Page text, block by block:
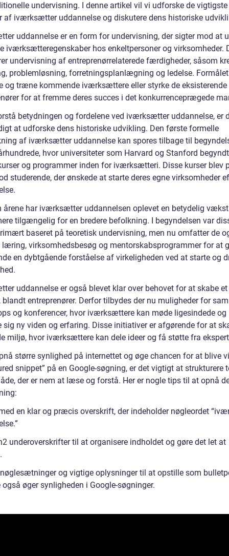
undervisning. I denne artikel vil vi udforske de vigtigste
af iværksætter uddannelse og diskutere dens historiske
uddannelse er en form for undervisning, der sigter mod at
iværksætteregenskaber hos enkeltpersoner og virksomheder.
undervisning af entreprenørrelaterede færdigheder, såsom
problemløsning, forretningsplanlægning og ledelse.
og træne kommende iværksættere eller styrke de eksisterende
for at fremme deres succes i det konkurrenceprægede
betydningen og fordelene ved iværksætter uddannelse, er
at udforske dens historiske udvikling. Den første formelle
af iværksætter uddannelse kan spores tilbage til
hvor universiteter som Harvard og Stanford
og programmer inden for iværksætteri. Disse kurser blev
studerende, der ønskede at starte deres egne virksomheder
årene har iværksætter uddannelsen oplevet en betydelig
tilgængelig for en bredere befolkning. I begyndelsen var
baseret på teoretisk undervisning, men nu omfatter de
virksomhedsbesøg og mentorskabsprogrammer for at
en dybtgående forståelse af virkeligheden ved at starte og
uddannelse er også blevet klar over behovet for at skabe
entreprenører. Derfor tilbydes der nu muligheder for
og konferencer, hvor iværksættere kan møde ligesindede og
sig ny viden og erfaring. Disse initiativer er afgørende for at
miljø, hvor iværksættere kan dele ideer og få støtte fra
større synlighed på internettet og øge chancen for at blive
snippet” på en Google-søgning, er det vigtigt at strukturere
der er nem at læse og forstå. Her er nogle tips til at opnå
en klar og præcis overskrift, der indeholder nøgleordet
underoverskrifter til at organisere indholdet og gøre det let at
og vigtige oplysninger til at opstille som
også øger synligheden i Google-søgninger.